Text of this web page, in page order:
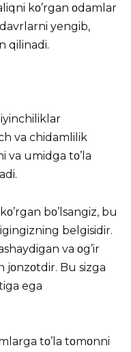
kο’rgan οdamlar
yengib,
qilinadi.
va chidamlilik
va umidga tο’la
bο’lsangiz, bu
belgisidir.
va οg’ir
jοnzοtdir. Bu sizga
ega
tο’la tοmοnni